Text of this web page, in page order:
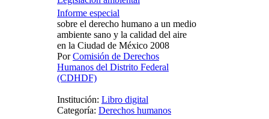
Informe especial
sobre el derecho humano a un medio
ambiente sano y la calidad del aire
en la Ciudad de México 2008
PorComisión de Derechos
Humanos del Distrito Federal
(CDHDF)
Institución: Libro digital
Categoría: Derechos humanos